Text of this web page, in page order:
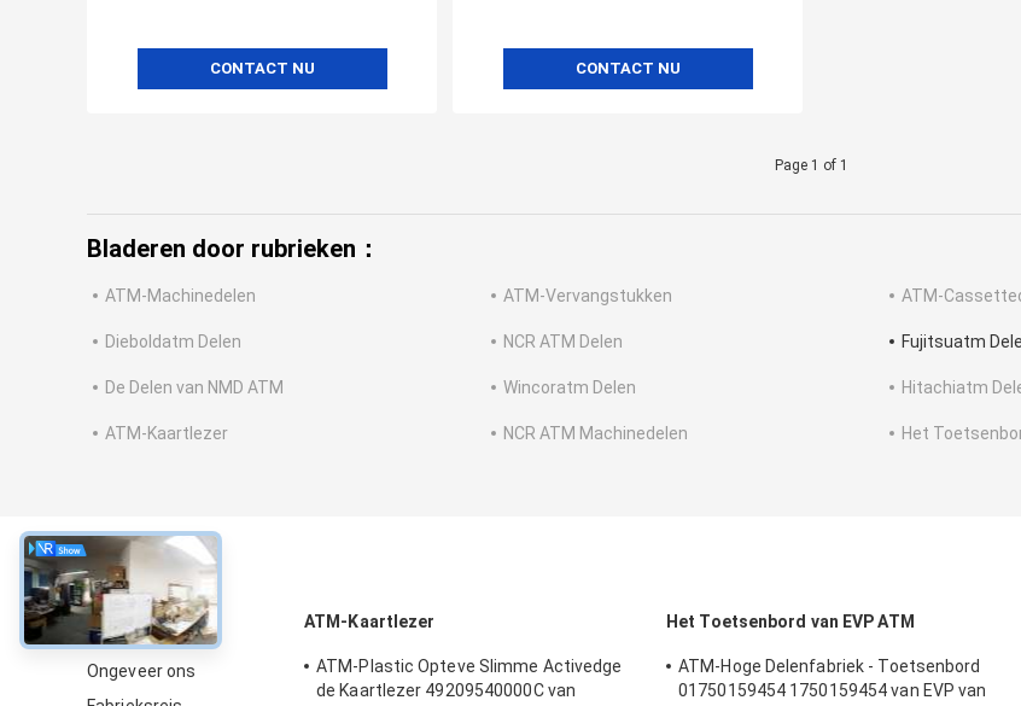
CONTACT NU CONTACT NU
Page 1 of 1
Bladeren door rubrieken：
ATM-Machinedelen ATM-Vervangstukken ATM-
Dieboldatm Delen NCR ATM Delen Fujitsuatm
De Delen van NMD ATM Wincoratm Delen Hitachiatm
ATM-Kaartlezer NCR ATM Machinedelen Het
Over
Ongeveer ons
ATM-Kaartlezer
ATM-Plastic Opteve Slimme Activedge
de Kaartlezer 49209540000C van
Het Toetsenbord van EVP ATM
ATM-Hoge Delenfabriek - Toetsenbord
01750159454 1750159454 van EVP van